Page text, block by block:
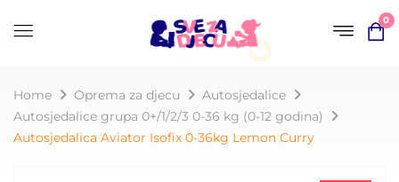
0
Home Oprema za djecu
Autosjedalice
Autosjedalice grupa 0+/1/2/3 0-36 kg (0-12 godina)
Autosjedalica Aviator Isofix 0-36kg Lemon Curry